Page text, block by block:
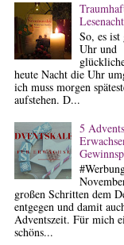
Lesenacht
So, es
Uhr und
heute Nacht die Uhr
ich muss morgen
aufstehen. D...
5
großen Schritten dem
entgegen und damit
Adventszeit. Für mich
schöns...